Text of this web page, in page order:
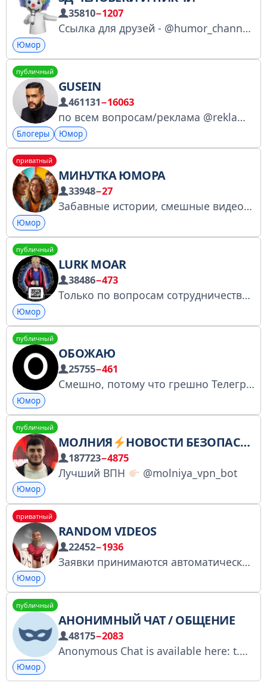
35810−1207
Ссылка для друзей - @humor_channels1 админ: @tadray Купить рекламу: telega.in/channels/conversationPicture/card?r=f8ZR7svE За рекламу сори, работаем над контентом и развитием
Юмор
публичный
GUSEIN
461131−16063
по всем вопросам/реклама @reklama_Elena
Блогеры Юмор
приватный
МИНУТКА ЮМОРА
33948−27
Забавные истории, смешные видео, мемы и многое другое. Мы гарантируем, что вы не будете скучать! По рекламе : @vlad_adsmaster
Юмор
публичный
LURK MOAR
38486−473
Только по вопросам сотрудничества/рекламы: @fivesdays Разбан/предложка @gooddaytodia Реклама через биржу https://telega.in/c/moarlurk № 4942307045 Наш резервный канал https://t.me/+Rkgdz0DiB5thZTAy Наш уютный киноканал @lm_cinema
Юмор
публичный
ОБОЖАЮ
25755−461
Смешно, потому что грешно Телеграмм-канал журналиста Асхата Ниязова
Юмор
публичный
МОЛНИЯ НОВОСТИ БЕЗОПАСНОСТИ ОТ ЛУЧШЕГО ВПН!
187723−4875
Лучший ВПН @molniya_vpn_bot
Юмор
приватный
RANDOM VIDEOS
22452−1936
Заявки принимаются автоматически!
Юмор
публичный
АНОНИМНЫЙ ЧАТ / ОБЩЕНИЕ
48175−2083
Anonymous Chat is available here: t.me/chatbot?start=anonim Заходи общаться в наш анонимный чат: t.me/anonrubot?start=anonim
Юмор